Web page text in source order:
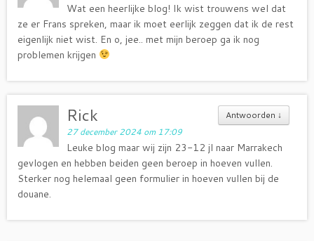
Wat een heerlijke blog! Ik wist trouwens wel dat
ze er Frans spreken, maar ik moet eerlijk zeggen dat ik de rest
eigenlijk niet wist. En o, jee.. met mijn beroep ga ik nog
problemen krijgen
Antwoorden ↓
Rick
27 december 2024 om 17:09
Leuke blog maar wij zijn 23-12 jl naar Marrakech
gevlogen en hebben beiden geen beroep in hoeven vullen.
Sterker nog helemaal geen formulier in hoeven vullen bij de
douane.